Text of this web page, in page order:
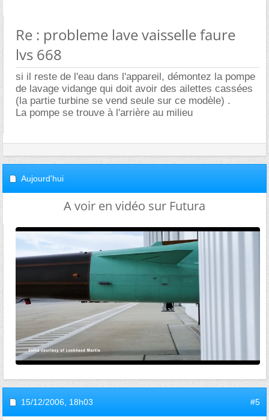
Re : probleme lave vaisselle faure
lvs 668
si il reste de l'eau dans l'appareil, démontez la pompe
de lavage vidange qui doit avoir des ailettes cassées
(la partie turbine se vend seule sur ce modèle) .
La pompe se trouve à l'arrière au milieu
Aujourd'hui
A voir en vidéo sur Futura
15/12/2006, 18h03 #5